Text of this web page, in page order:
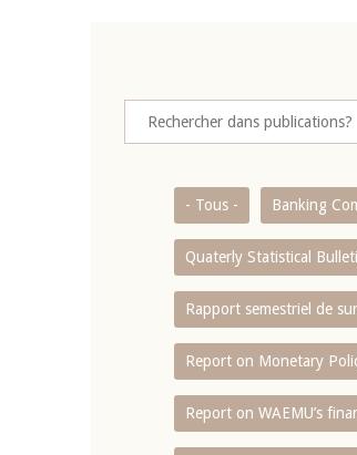
- Tous - Banking
Quaterly Statistical
Rapport semestriel de
Report on Monetary
Report on WAEMU’s